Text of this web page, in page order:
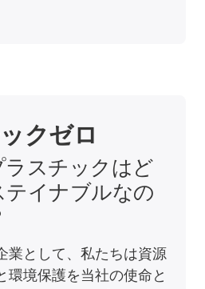
クゼロ
スチックはど
イナブルなの
業として、私たちは資源
環境保護を当社の使命と